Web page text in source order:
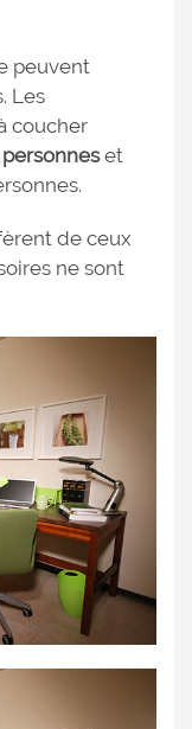
peuvent
Les
coucher
et
de ceux
ne sont